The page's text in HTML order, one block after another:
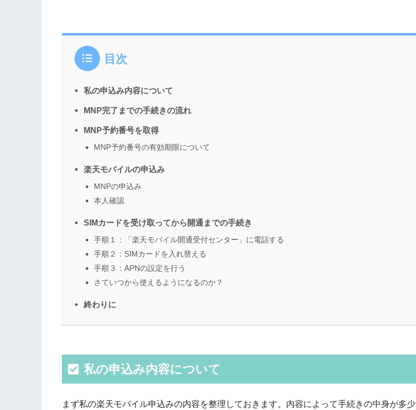
目次
私の申込み内容について
MNP完了までの手続きの流れ
MNP予約番号を取得
MNP予約番号の有効期限について
楽天モバイルの申込み
MNPの申込み
本人確認
SIMカードを受け取ってから開通までの手続き
手順１：「楽天モバイル開通受付センター」に電話する
手順２：SIMカードを入れ替える
手順３：APNの設定を行う
さていつから使えるようになるのか？
終わりに
私の申込み内容について
まず私の楽天モバイル申込みの内容を整理しておきます。内容によって手続きの中身が多少